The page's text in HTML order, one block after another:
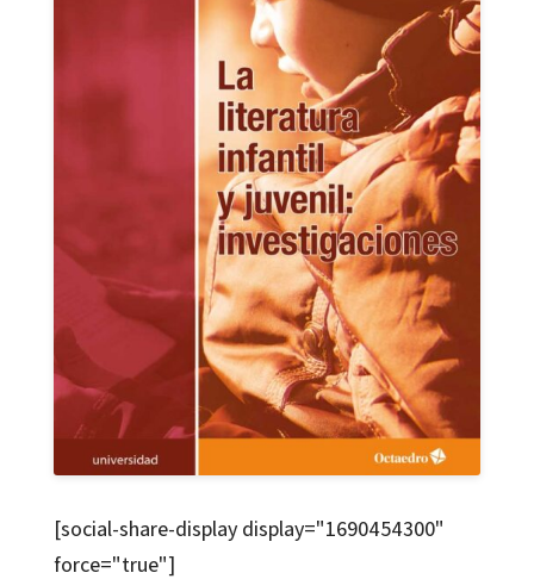
[social-share-display display="1690454300"
force="true"]